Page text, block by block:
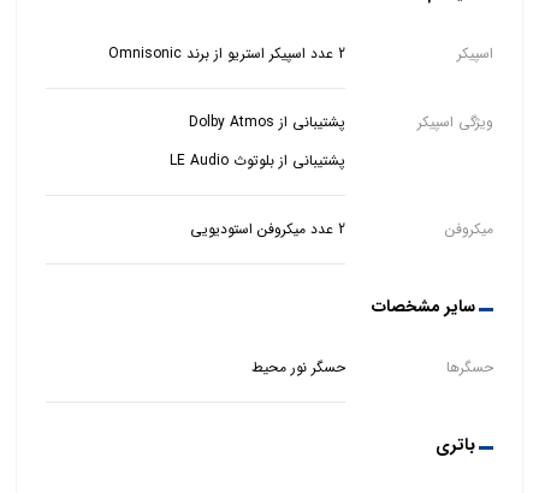
اسپیکر 2 عدد اسپیکر استریو از برند Omnisonic
ویژگی اسپیکر
پشتیبانی از Dolby Atmos
پشتیبانی از بلوتوث LE Audio
میکروفن 2 عدد میکروفن استودیویی
سایر مشخصات
حسگرها حسگر نور محیط
باتری